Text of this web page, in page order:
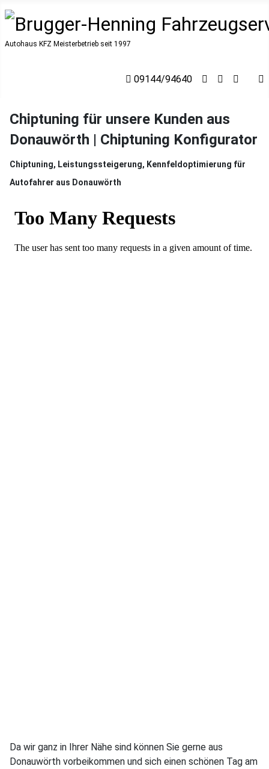
Autohaus KFZ Meisterbetrieb seit 1997
09144/94640
Chiptuning für unsere Kunden aus
Donauwörth | Chiptuning Konfigurator
Chiptuning, Leistungssteigerung, Kennfeldoptimierung für
Autofahrer aus Donauwörth
Da wir ganz in Ihrer Nähe sind können Sie gerne aus
Donauwörth vorbeikommen und sich einen schönen Tag am